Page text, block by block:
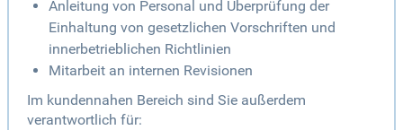
Anleitung von Personal und Überprüfung der
Einhaltung von gesetzlichen Vorschriften und
innerbetrieblichen Richtlinien
Mitarbeit an internen Revisionen
Im kundennahen Bereich sind Sie außerdem
verantwortlich für: